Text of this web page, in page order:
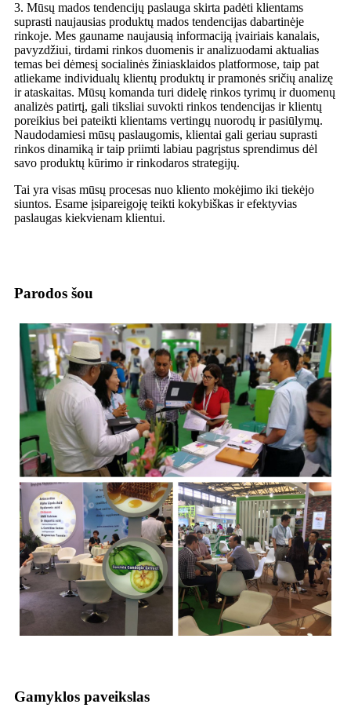
3. Mūsų mados tendencijų paslauga skirta padėti klientams
suprasti naujausias produktų mados tendencijas dabartinėje
rinkoje. Mes gauname naujausią informaciją įvairiais kanalais,
pavyzdžiui, tirdami rinkos duomenis ir analizuodami aktualias
temas bei dėmesį socialinės žiniasklaidos platformose, taip pat
atliekame individualų klientų produktų ir pramonės sričių analizę
ir ataskaitas. Mūsų komanda turi didelę rinkos tyrimų ir duomenų
analizės patirtį, gali tiksliai suvokti rinkos tendencijas ir klientų
poreikius bei pateikti klientams vertingų nuorodų ir pasiūlymų.
Naudodamiesi mūsų paslaugomis, klientai gali geriau suprasti
rinkos dinamiką ir taip priimti labiau pagrįstus sprendimus dėl
savo produktų kūrimo ir rinkodaros strategijų.
Tai yra visas mūsų procesas nuo kliento mokėjimo iki tiekėjo
siuntos. Esame įsipareigoję teikti kokybiškas ir efektyvias
paslaugas kiekvienam klientui.
Parodos šou
Gamyklos paveikslas